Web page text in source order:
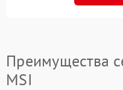
Преимущества
MSI